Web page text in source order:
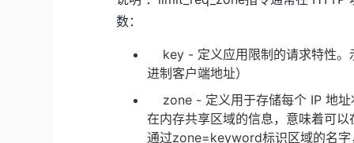
数：
key - 定义应用限制的请求特性。
进制客户端地址）
zone - 定义用于存储每个 IP 地址
在内存共享区域的信息，意味着可
通过zone=keyword标识区域的名